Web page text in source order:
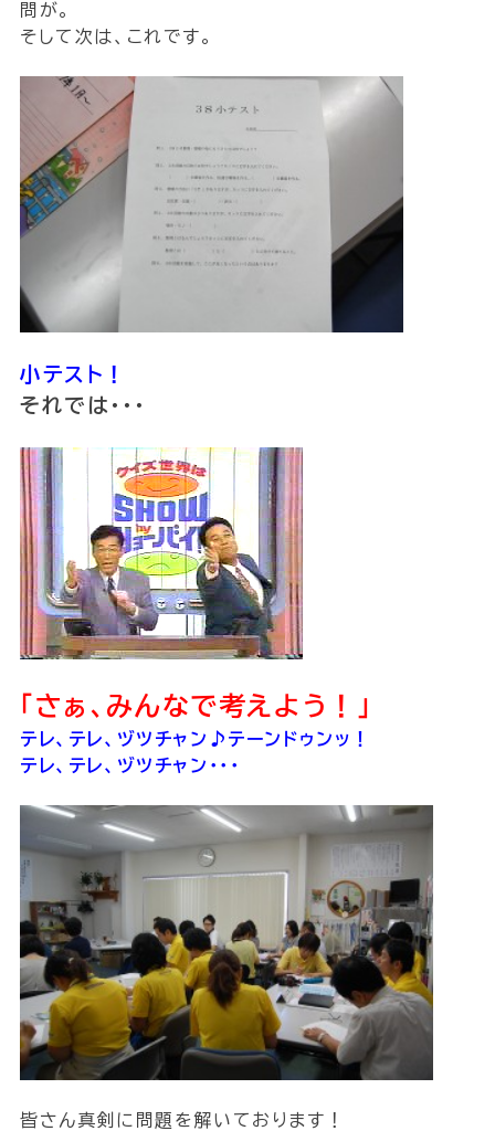
問が。
そして次は、これです。
小テスト！
それでは・・・
「さぁ、みんなで考えよう！」
テレ、テレ、ヅツチャン♪テーンドゥンッ！
テレ、テレ、ヅツチャン・・・
皆さん真剣に問題を解いております！